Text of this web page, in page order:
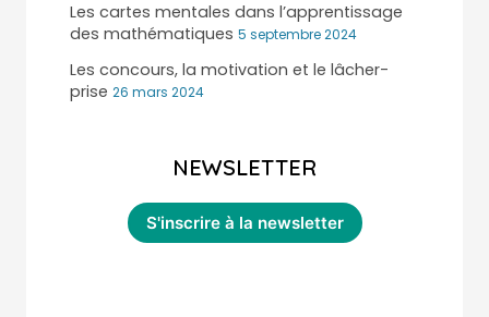
Les cartes mentales dans l’apprentissage
des mathématiques 5 septembre 2024
Les concours, la motivation et le lâcher-
prise 26 mars 2024
NEWSLETTER